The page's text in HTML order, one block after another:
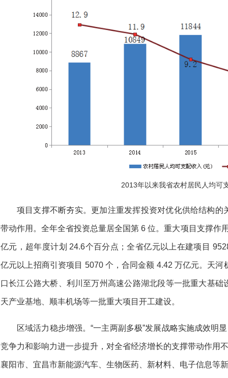
2013年以来我省农村居民人均可
项目支撑不断夯实。更加注重发挥投资对优化供给结构
带动作用。全年全省投资总量居全国第 6 位。重大项目支撑作
亿元，超年度计划 24.6个百分点；全省亿元以上在建项目
亿元以上招商引资项目 5070 个，合同金额 4.42 万亿元。天
口长江公路大桥、利川至万州高速公路湖北段等一批重大基
天产业基地、顺丰机场等一批重大项目开工建设。
区域活力稳步增强。“一主两副多极”发展战略实施成效明
竞争力和影响力进一步提升，对全省经济增长的支撑带动作用
襄阳市、宜昌市新能源汽车、生物医药、新材料、电子信息等